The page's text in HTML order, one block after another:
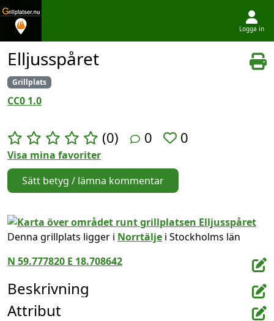
Hoppa till innehållet
Logga in
Elljusspåret
Grillplats
CC0 1.0
(0) 0 0
Visa mina favoriter
Sätt betyg / lämna kommentar
Denna grillplats ligger i Norrtälje i Stockholms län
N 59.777820 E 18.708642
Beskrivning
Attribut